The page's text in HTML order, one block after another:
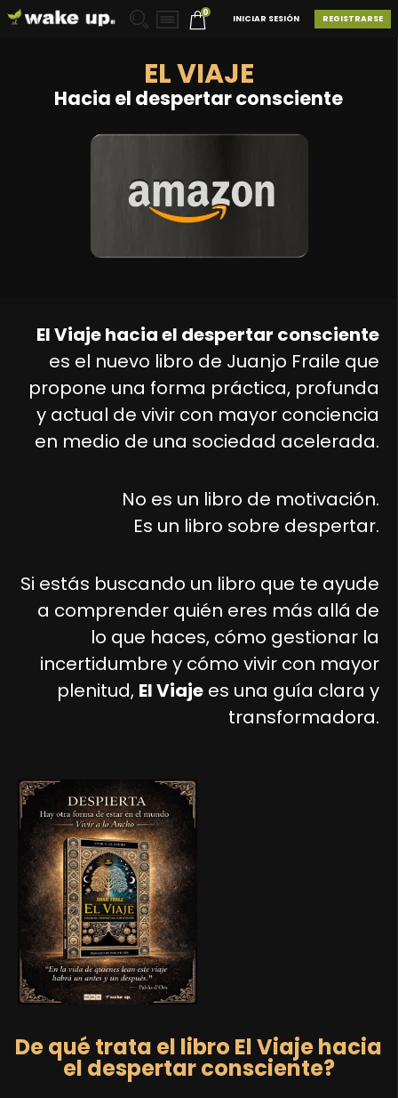
0
REGISTRARSE
INICIAR SESIÓN
EL VIAJE
Hacia el despertar consciente
El Viaje hacia el despertar consciente
es el nuevo libro de Juanjo Fraile que
propone una forma práctica, profunda
y actual de vivir con mayor conciencia
en medio de una sociedad acelerada.
No es un libro de motivación.
Es un libro sobre despertar.
Si estás buscando un libro que te ayude
a comprender quién eres más allá de
lo que haces, cómo gestionar la
incertidumbre y cómo vivir con mayor
plenitud, El Viaje es una guía clara y
transformadora.
De qué trata el libro El Viaje hacia
el despertar consciente?